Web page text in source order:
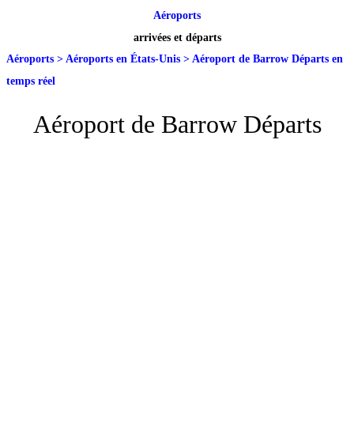
Aéroports
arrivées et départs
Aéroports > Aéroports en États-Unis > Aéroport de Barrow Départs en
temps réel
Aéroport de Barrow Départs